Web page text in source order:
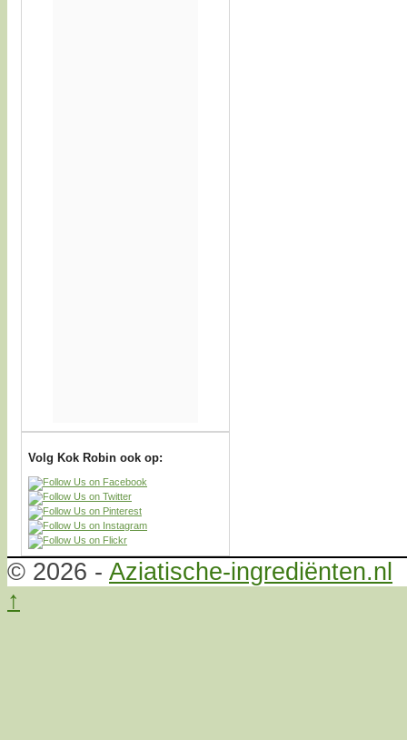
Volg Kok Robin ook op:
© 2026 - Aziatische-ingrediënten.nl
↑